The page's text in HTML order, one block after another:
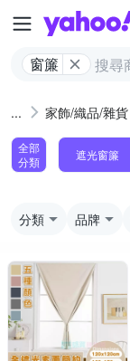
窗簾
家飾/織品/雜貨
全部
分類
遮光窗簾
分類 品牌